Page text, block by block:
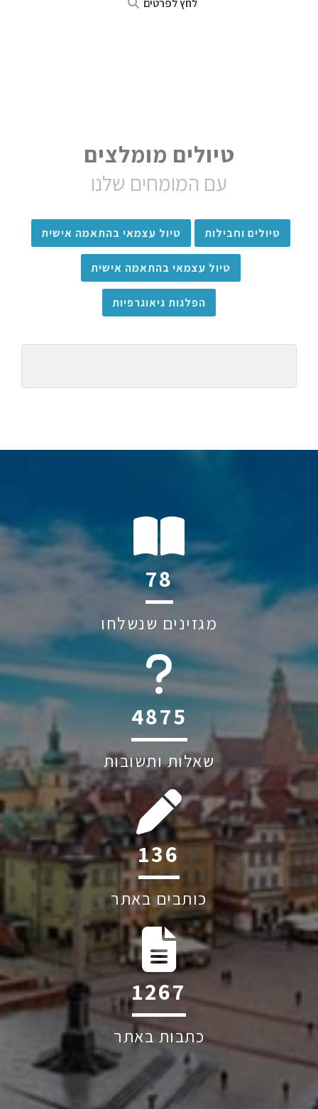
לחץ לפרטים
טיולים מומלצים
עם המומחים שלנו
טיולים וחבילות טיול עצמאי בהתאמה אישית
טיול עצמאי בהתאמה אישית
הפלגות גיאוגרפיות
123
מגזינים שנשלחו
6045
שאלות ותשובות
215
כותבים באתר
2004
כתבות באתר